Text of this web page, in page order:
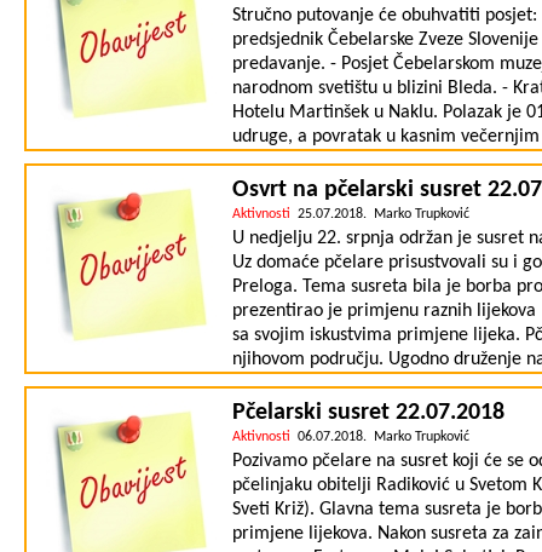
vršiti na Agronomskom Fakultetu u
izvršiti će se na sajmu Mesap Jesen
su bogate nagrade sponzora (Melissa
termin proglašenja rezultata i podjele
nejasnoća kontaktirati na tel. 098/
LINKU.
Stručno putovanje će obuhvatiti
predsjednik Čebelarske Zveze
predavanje. - Posjet Čebelarskom
narodnom svetištu u blizini Bleda. -
Hotelu Martinšek u Naklu. Polazak je
udruge, a povratak u kasnim
za ostale (članovi obitelji) je cijena
snose sami. Broj sudionika je
zainteresirani na tel 098/803-333 za
Osvrt na pčelarski susret
Aktivnosti 25.07.2018. Marko Trupković
U nedjelju 22. srpnja održan je susret
Uz domaće pčelare prisustvovali su i
Preloga. Tema susreta bila je borba
prezentirao je primjenu raznih lijekova
sa svojim iskustvima primjene lijeka.
njihovom području. Ugodno druženje
Maloj Subotici. Fotografije sa susreta
Pčelarski susret 22.07.2018
Aktivnosti 06.07.2018. Marko Trupković
Pozivamo pčelare na susret koji će se
pčelinjaku obitelji Radiković u Svetom
Sveti Križ). Glavna tema susreta je
primjene lijekova. Nakon susreta za